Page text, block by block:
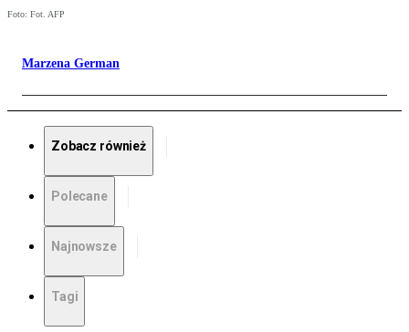
Foto: Fot. AFP
Marzena German
Zobacz również
Polecane
Najnowsze
Tagi